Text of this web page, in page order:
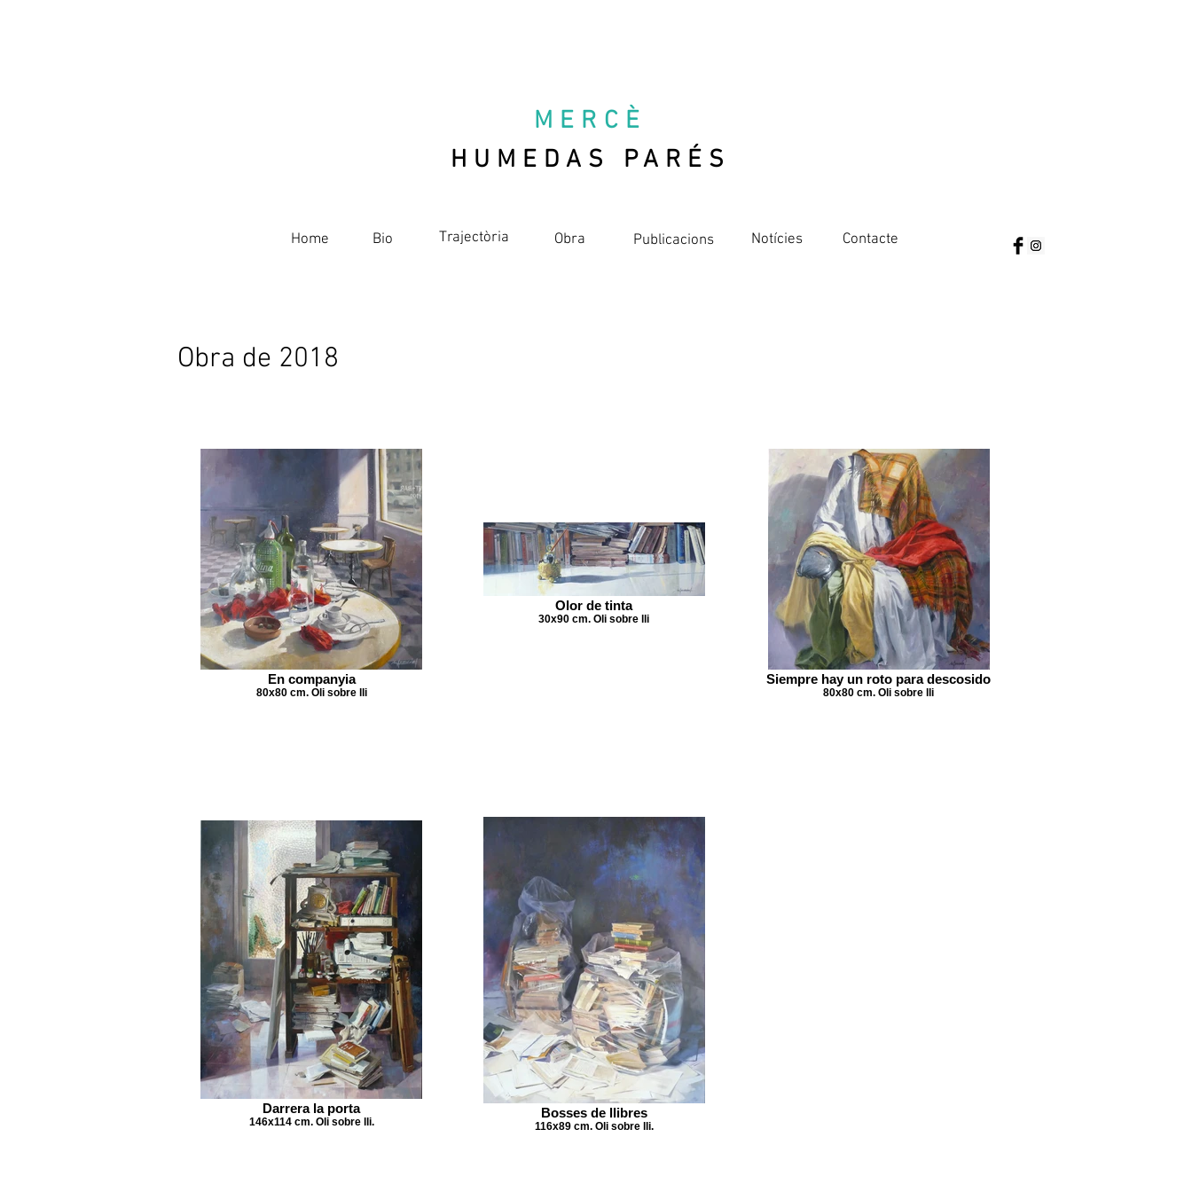
MERCÈ
HUMEDAS PARÉS
Home Bio Trajectòria Obra Publicacions Notícies Contacte
Obra de 2018
En companyia
80x80 cm. Oli sobre lli
Olor de tinta
30x90 cm. Oli sobre lli
Siempre hay un roto para descosido
80x80 cm. Oli sobre lli
Darrera la porta
146x114 cm. Oli sobre lli.
Bosses de llibres
116x89 cm. Oli sobre lli.